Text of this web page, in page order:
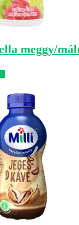
meggy/